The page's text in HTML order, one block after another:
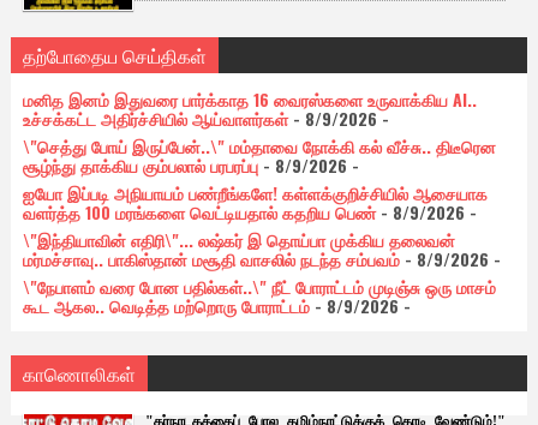
தற்போதைய செய்திகள்
மனித இனம் இதுவரை பார்க்காத 16 வைரஸ்களை உருவாக்கிய AI..
உச்சக்கட்ட அதிர்ச்சியில் ஆய்வாளர்கள்- 8/9/2026-
\"செத்து போய் இருப்பேன்..\" மம்தாவை நோக்கி கல் வீச்சு.. திடீரென
சூழ்ந்து தாக்கிய கும்பலால் பரபரப்பு- 8/9/2026 -
ஐயோ இப்படி அநியாயம் பண்றீங்களே! கள்ளக்குறிச்சியில் ஆசையாக
வளர்த்த 100 மரங்களை வெட்டியதால் கதறிய பெண்- 8/9/2026 -
\"இந்தியாவின் எதிரி\"... லஷ்கர் இ தொய்பா முக்கிய தலைவன்
மர்மச்சாவு.. பாகிஸ்தான் மசூதி வாசலில் நடந்த சம்பவம்- 8/9/2026 -
\"நேபாளம் வரை போன பதில்கள்..\" நீட் போராட்டம் முடிஞ்சு ஒரு மாசம்
கூட ஆகல.. வெடித்த மற்றொரு போராட்டம்- 8/9/2026-
காணொலிகள்